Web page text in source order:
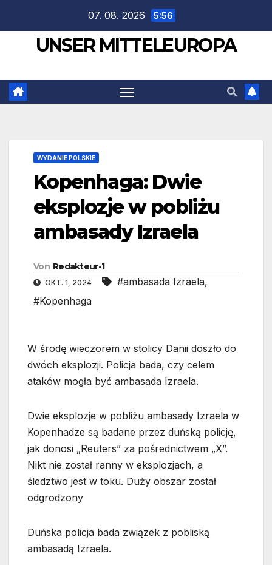
springen
07. 08. 2026 5:56
UNSER MITTELEUROPA
WYDANIE POLSKIE
Kopenhaga: Dwie
eksplozje w pobliżu
ambasady Izraela
Von Redakteur-1
OKT. 1, 2024 #ambasada Izraela,
#Kopenhaga
W środę wieczorem w stolicy Danii doszło do
dwóch eksplozji. Policja bada, czy celem
ataków mogła być ambasada Izraela.
Dwie eksplozje w pobliżu ambasady Izraela w
Kopenhadze są badane przez duńską policję,
jak donosi „Reuters” za pośrednictwem „X”.
Nikt nie został ranny w eksplozjach, a
śledztwo jest w toku. Duży obszar został
odgrodzony
Duńska policja bada związek z pobliską
ambasadą Izraela.